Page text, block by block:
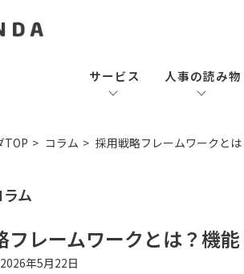
サービス 人事の読み物
TOP コラム 採用戦略フレームワークと
ム
フレームワークとは？機
年5月22日